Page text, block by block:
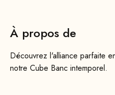
À propos de
Découvrez l'alliance parfaite
notre Cube Banc intemporel.